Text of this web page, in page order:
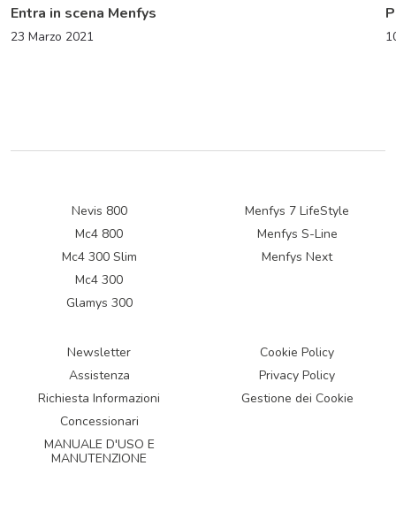
Entra in scena Menfys
23 Marzo 2021
Nevis 800
Mc4 800
Mc4 300 Slim
Mc4 300
Glamys 300
Menfys 7 LifeStyle
Menfys S-Line
Menfys Next
Newsletter
Assistenza
Richiesta Informazioni
Concessionari
MANUALE D'USO E
MANUTENZIONE
Cookie Policy
Privacy Policy
Gestione dei Cookie